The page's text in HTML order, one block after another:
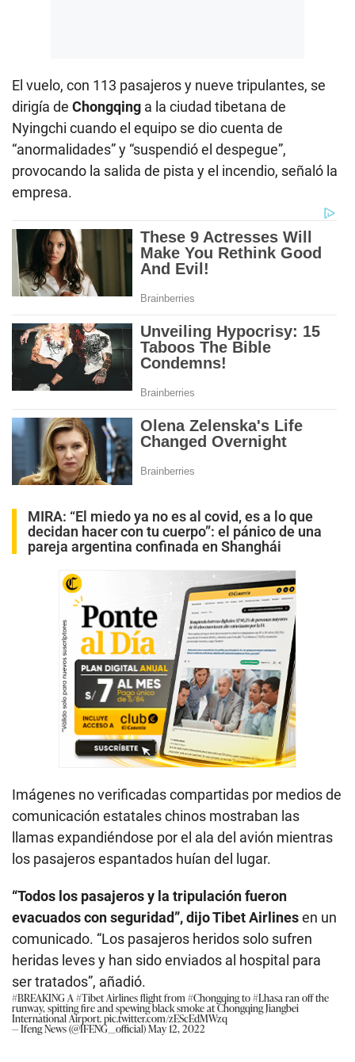
El vuelo, con 113 pasajeros y nueve tripulantes, se
dirigía de Chongqing a la ciudad tibetana de
Nyingchi cuando el equipo se dio cuenta de
“anormalidades” y “suspendió el despegue”,
provocando la salida de pista y el incendio, señaló la
empresa.
MIRA: “El miedo ya no es al covid, es a lo que
decidan hacer con tu cuerpo”: el pánico de una
pareja argentina confinada en Shanghái
Imágenes no verificadas compartidas por medios de
comunicación estatales chinos mostraban las
llamas expandiéndose por el ala del avión mientras
los pasajeros espantados huían del lugar.
“Todos los pasajeros y la tripulación fueron
evacuados con seguridad”,dijo Tibet Airlinesen un
comunicado. “Los pasajeros heridos solo sufren
heridas leves y han sido enviados al hospital para
ser tratados”, añadió.
#BREAKINGA#TibetAirlines flight from#Chongqingto#Lhasaran off the
runway, spitting fire and spewing black smoke at Chongqing Jiangbei
International Airport.pic.twitter.com/zEScEdMWzq
— Ifeng News (@IFENG__official)May 12, 2022